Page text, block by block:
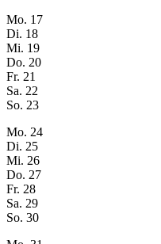
Mo. 17
Di. 18
Mi. 19
Do. 20
Fr. 21
Sa. 22
So. 23
Mo. 24
Di. 25
Mi. 26
Do. 27
Fr. 28
Sa. 29
So. 30